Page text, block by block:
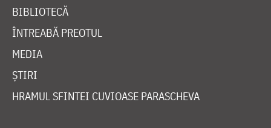
BIBLIOTECĂ
ÎNTREABĂ PREOTUL
MEDIA
ȘTIRI
HRAMUL SFINTEI CUVIOASE PARASCHEVA